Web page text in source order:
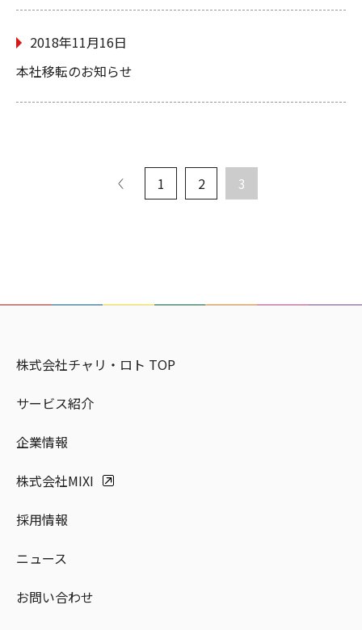
2018年11月16日
本社移転のお知らせ
1 2 3
株式会社チャリ・ロト TOP
サービス紹介
企業情報
株式会社MIXI
採用情報
ニュース
お問い合わせ